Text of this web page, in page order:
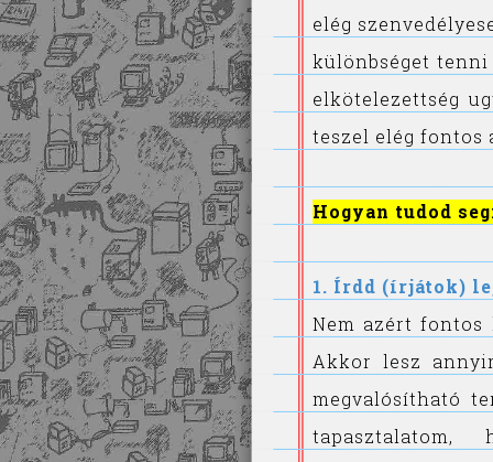
elég
különbséget
elkötelezettség
teszel elég fontos
Hogyan tudod
1. Írdd (írjátok)
Nem azért
Akkor lesz
megvalósítható